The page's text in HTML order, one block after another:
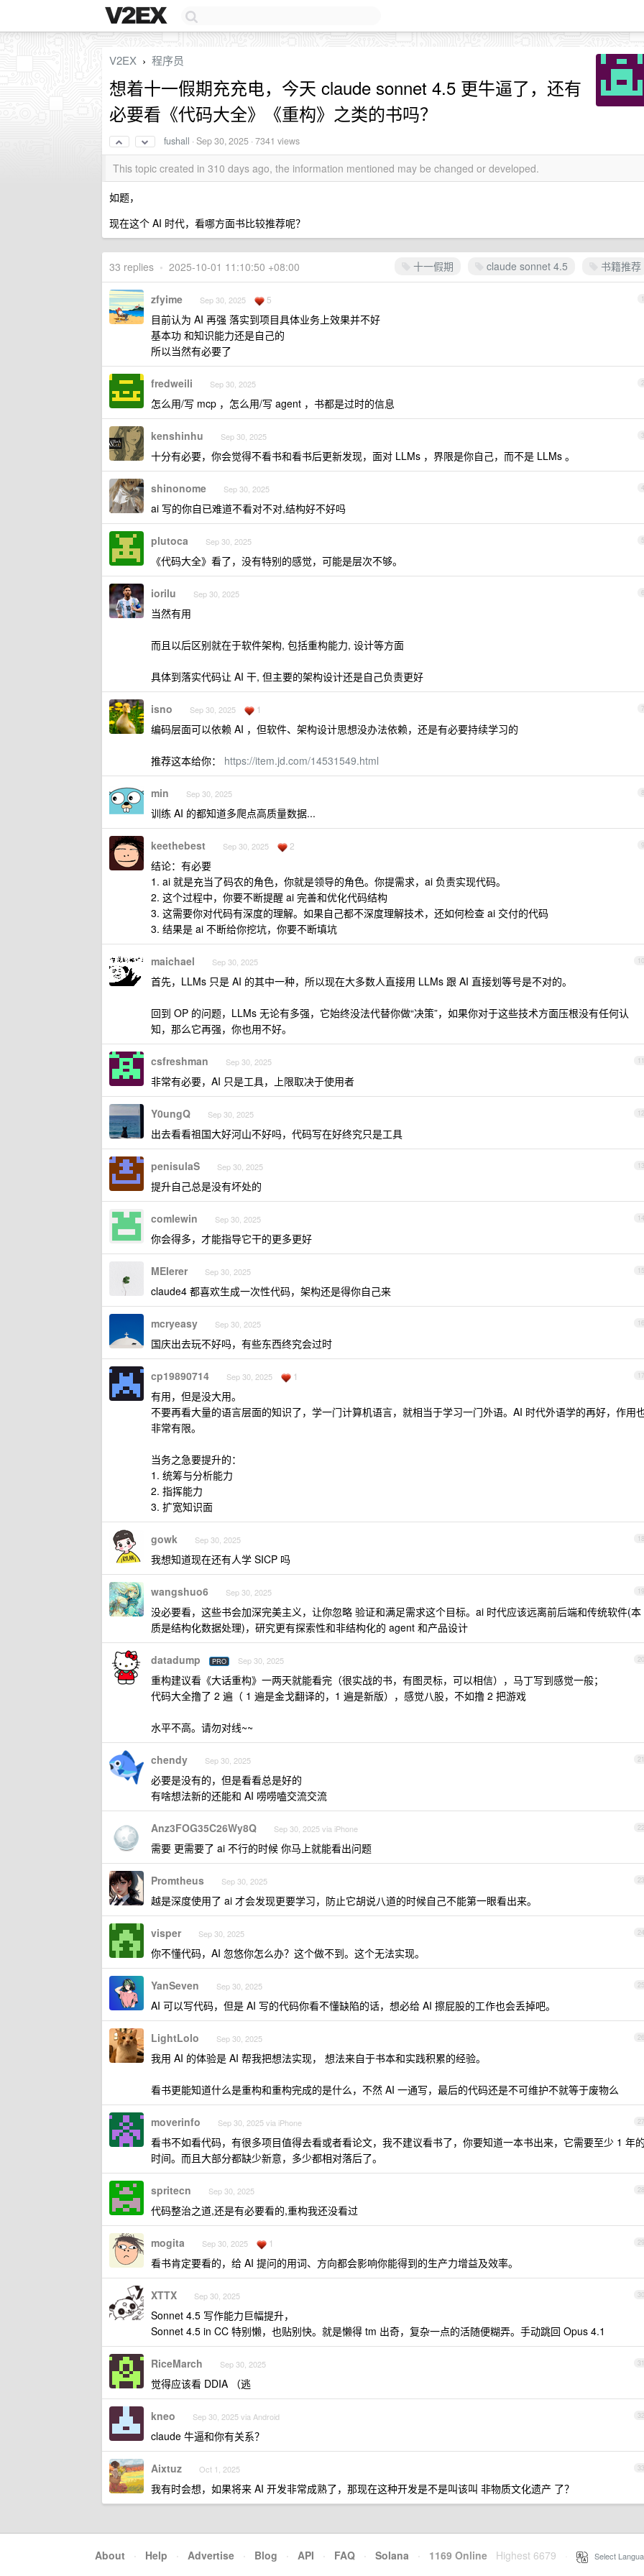
V2EX › 程序员
想着十一假期充充电，今天 claude sonnet 4.5 更牛逼了，还有
必要看《代码大全》《重构》之类的书吗？
fushall ·Sep 30, 2025 · 7341 views
This topic created in 310 days ago, the information mentioned may be changed or developed.
如题，
现在这个 AI 时代，看哪方面书比较推荐呢？
十一假期 claude sonnet 4.5 书籍推荐
33 replies • 2025-10-01 11:10:50 +08:00
1
zfyime Sep 30, 2025 5
目前认为 AI 再强 落实到项目具体业务上效果并不好
基本功 和知识能力还是自己的
所以当然有必要了
2
fredweili Sep 30, 2025
怎么用/写 mcp ，怎么用/写 agent ，书都是过时的信息
3
kenshinhu Sep 30, 2025
十分有必要，你会觉得不看书和看书后更新发现，面对 LLMs ，界限是你自己，而不是 LLMs 。
4
shinonome Sep 30, 2025
ai 写的你自已难道不看对不对,结构好不好吗
5
plutoca Sep 30, 2025
《代码大全》看了，没有特别的感觉，可能是层次不够。
6
iorilu Sep 30, 2025
当然有用
而且以后区别就在于软件架构, 包括重构能力, 设计等方面
具体到落实代码让 AI 干, 但主要的架构设计还是自己负责更好
7
isno Sep 30, 2025 1
编码层面可以依赖 AI ，但软件、架构设计思想没办法依赖，还是有必要持续学习的
推荐这本给你： https://item.jd.com/14531549.html
8
min Sep 30, 2025
训练 AI 的都知道多爬点高质量数据...
9
keethebest Sep 30, 2025 2
结论：有必要
1. ai 就是充当了码农的角色，你就是领导的角色。你提需求，ai 负责实现代码。
2. 这个过程中，你要不断提醒 ai 完善和优化代码结构
3. 这需要你对代码有深度的理解。如果自己都不深度理解技术，还如何检查 ai 交付的代码
3. 结果是 ai 不断给你挖坑，你要不断填坑
10
maichael Sep 30, 2025
首先，LLMs 只是 AI 的其中一种，所以现在大多数人直接用 LLMs 跟 AI 直接划等号是不对的。
回到 OP 的问题，LLMs 无论有多强，它始终没法代替你做“决策”，如果你对于这些技术方面压根没有任何认
知，那么它再强，你也用不好。
11
csfreshman Sep 30, 2025
非常有必要，AI 只是工具，上限取决于使用者
12
Y0ungQ Sep 30, 2025
出去看看祖国大好河山不好吗，代码写在好终究只是工具
13
penisulaS Sep 30, 2025
提升自己总是没有坏处的
14
comlewin Sep 30, 2025
你会得多，才能指导它干的更多更好
15
MEIerer Sep 30, 2025
claude4 都喜欢生成一次性代码，架构还是得你自己来
16
mcryeasy Sep 30, 2025
国庆出去玩不好吗，有些东西终究会过时
17
cp19890714 Sep 30, 2025 1
有用，但是没大用。
不要再看大量的语言层面的知识了，学一门计算机语言，就相当于学习一门外语。AI 时代外语学的再好，作用
非常有限。
当务之急要提升的：
1. 统筹与分析能力
2. 指挥能力
3. 扩宽知识面
18
gowk Sep 30, 2025
我想知道现在还有人学 SICP 吗
19
wangshuo6 Sep 30, 2025
没必要看，这些书会加深完美主义，让你忽略 验证和满足需求这个目标。ai 时代应该远离前后端和传统软件(本
质是结构化数据处理)，研究更有探索性和非结构化的 agent 和产品设计
20
datadump PRO Sep 30, 2025
重构建议看《大话重构》一两天就能看完（很实战的书，有图灵标，可以相信），马丁写到感觉一般；
代码大全撸了 2 遍（ 1 遍是金戈翻译的，1 遍是新版），感觉八股，不如撸 2 把游戏
水平不高。请勿对线~~
21
chendy Sep 30, 2025
必要是没有的，但是看看总是好的
有啥想法新的还能和 AI 唠唠嗑交流交流
22
Anz3FOG35C26Wy8Q Sep 30, 2025 via iPhone
需要 更需要了 ai 不行的时候 你马上就能看出问题
23
Promtheus Sep 30, 2025
越是深度使用了 ai 才会发现更要学习，防止它胡说八道的时候自己不能第一眼看出来。
24
visper Sep 30, 2025
你不懂代码，AI 忽悠你怎么办？这个做不到。这个无法实现。
25
YanSeven Sep 30, 2025
AI 可以写代码，但是 AI 写的代码你看不懂缺陷的话，想必给 AI 擦屁股的工作也会丢掉吧。
26
LightLolo Sep 30, 2025
我用 AI 的体验是 AI 帮我把想法实现， 想法来自于书本和实践积累的经验。
看书更能知道什么是重构和重构完成的是什么，不然 AI 一通写，最后的代码还是不可维护不就等于废物么
27
moverinfo Sep 30, 2025 via iPhone
看书不如看代码，有很多项目值得去看或者看论文，我不建议看书了，你要知道一本书出来，它需要至少 1 年的
时间。而且大部分都缺少新意，多少都相对落后了。
28
spritecn Sep 30, 2025
代码整治之道,还是有必要看的,重构我还没看过
29
mogita Sep 30, 2025 1
看书肯定要看的，给 AI 提问的用词、方向都会影响你能得到的生产力增益及效率。
30
XTTX Sep 30, 2025
Sonnet 4.5 写作能力巨幅提升，
Sonnet 4.5 in CC 特别懒，也贴别快。就是懒得 tm 出奇，复杂一点的活随便糊弄。手动跳回 Opus 4.1
31
RiceMarch Sep 30, 2025
觉得应该看 DDIA （逃
32
kneo Sep 30, 2025 via Android
claude 牛逼和你有关系？
33
Aixtuz Oct 1, 2025
我有时会想，如果将来 AI 开发非常成熟了，那现在这种开发是不是叫该叫 非物质文化遗产 了？
About · Help · Advertise · Blog · API · FAQ · Solana · 1169 Online Highest 6679 Select